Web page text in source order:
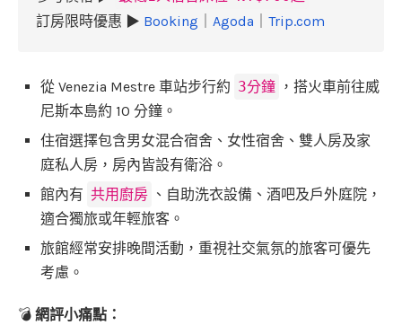
訂房限時優惠 ▶ Booking Agoda Trip.com
從 Venezia Mestre 車站步行約 3分鐘 ，搭火車前往威
尼斯本島約 10 分鐘。
住宿選擇包含男女混合宿舍、女性宿舍、雙人房及家
庭私人房，房內皆設有衛浴。
館內有 共用廚房 、自助洗衣設備、酒吧及戶外庭院，
適合獨旅或年輕旅客。
旅館經常安排晚間活動，重視社交氣氛的旅客可優先
考慮。
💣 網評小痛點：